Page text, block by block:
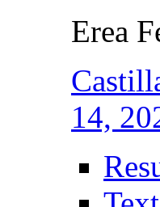
Erea
14,